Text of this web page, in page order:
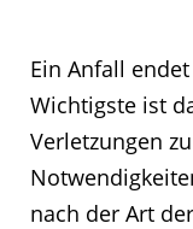
Ein Anfall
Wichtigste ist
Verletzungen
nach der Art